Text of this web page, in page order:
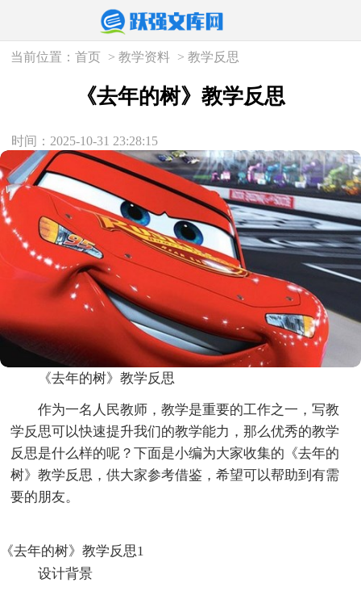
当前位置：首页 >教学资料 >教学反思
《去年的树》教学反思
时间：2025-10-31 23:28:15
《去年的树》教学反思
作为一名人民教师，教学是重要的工作之一，写教
学反思可以快速提升我们的教学能力，那么优秀的教学
反思是什么样的呢？下面是小编为大家收集的《去年的
树》教学反思，供大家参考借鉴，希望可以帮助到有需
要的朋友。
《去年的树》教学反思1
设计背景